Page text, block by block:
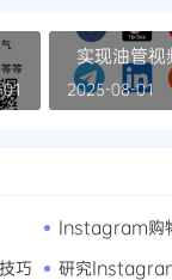
实现油管
2025-08-01
Instagram购
巧
研究